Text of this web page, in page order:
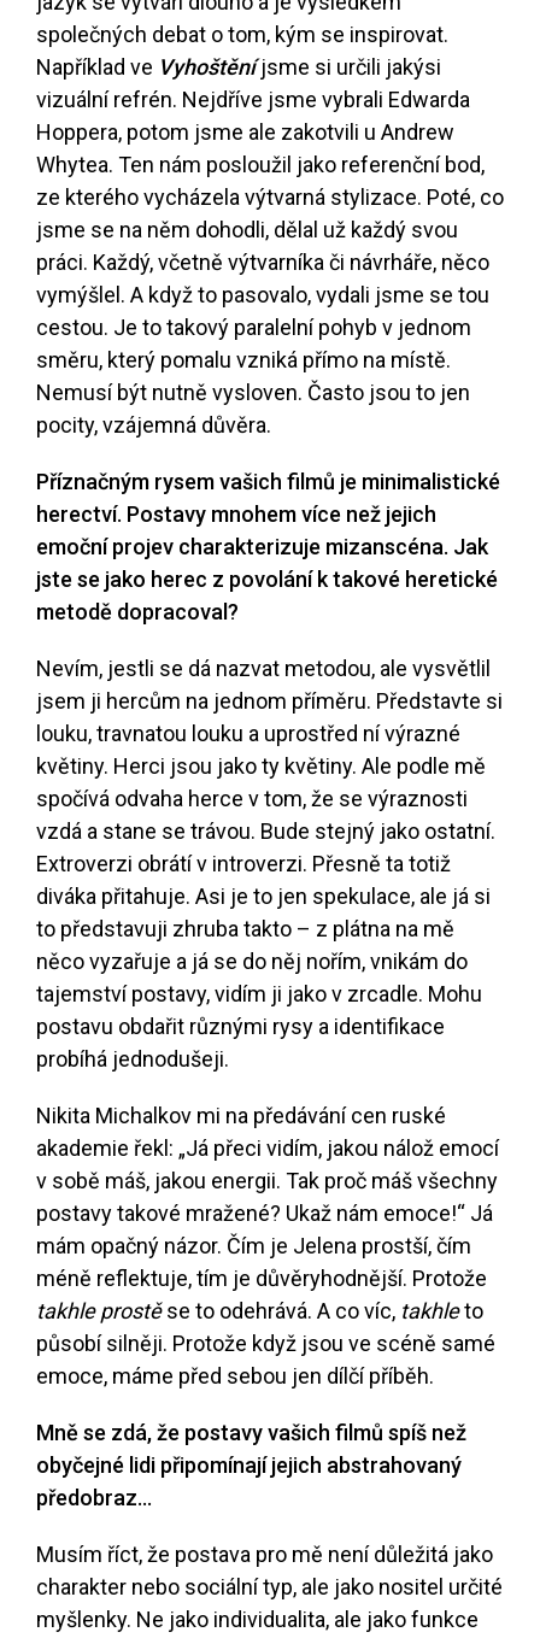
společných debat o tom, kým se inspirovat.
Například ve Vyhoštěníjsme si určili jakýsi
vizuální refrén. Nejdříve jsme vybrali Edwarda
Hoppera, potom jsme ale zakotvili u Andrew
Whytea. Ten nám posloužil jako referenční bod,
ze kterého vycházela výtvarná stylizace. Poté, co
jsme se na něm dohodli, dělal už každý svou
práci. Každý, včetně výtvarníka či návrháře, něco
vymýšlel. A když to pasovalo, vydali jsme se tou
cestou. Je to takový paralelní pohyb v jednom
směru, který pomalu vzniká přímo na místě.
Nemusí být nutně vysloven. Často jsou to jen
pocity, vzájemná důvěra.
Příznačným rysem vašich filmů je minimalistické
herectví. Postavy mnohem více než jejich
emoční projev charakterizuje mizanscéna. Jak
jste se jako herec z povolání k takové heretické
metodě dopracoval?
Nevím, jestli se dá nazvat metodou, ale vysvětlil
jsem ji hercům na jednom příměru. Představte si
louku, travnatou louku a uprostřed ní výrazné
květiny. Herci jsou jako ty květiny. Ale podle mě
spočívá odvaha herce v tom, že se výraznosti
vzdá a stane se trávou. Bude stejný jako ostatní.
Extroverzi obrátí v introverzi. Přesně ta totiž
diváka přitahuje. Asi je to jen spekulace, ale já si
to představuji zhruba takto – z plátna na mě
něco vyzařuje a já se do něj nořím, vnikám do
tajemství postavy, vidím ji jako v zrcadle. Mohu
postavu obdařit různými rysy a identifikace
probíhá jednodušeji.
Nikita Michalkov mi na předávání cen ruské
akademie řekl: „Já přeci vidím, jakou nálož emocí
v sobě máš, jakou energii. Tak proč máš všechny
postavy takové mražené? Ukaž nám emoce!“ Já
mám opačný názor. Čím je Jelena prostší, čím
méně reflektuje, tím je důvěryhodnější. Protože
takhle prostěse to odehrává. A co víc, takhleto
působí silněji. Protože když jsou ve scéně samé
emoce, máme před sebou jen dílčí příběh.
Mně se zdá, že postavy vašich filmů spíš než
obyčejné lidi připomínají jejich abstrahovaný
předobraz…
Musím říct, že postava pro mě není důležitá jako
charakter nebo sociální typ, ale jako nositel určité
myšlenky. Ne jako individualita, ale jako funkce